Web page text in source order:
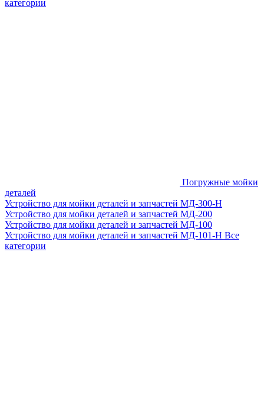
категории
Погружные мойки
деталей
Устройство для мойки деталей и запчастей МД-300-H
Устройство для мойки деталей и запчастей МД-200
Устройство для мойки деталей и запчастей МД-100
Устройство для мойки деталей и запчастей МД-101-Н Все
категории